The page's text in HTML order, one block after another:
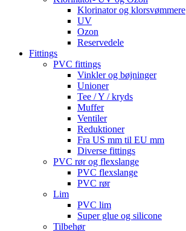
Klorinator og klorsvømmere
UV
Ozon
Reservedele
Fittings
PVC fittings
Vinkler og bøjninger
Unioner
Tee / Y / kryds
Muffer
Ventiler
Reduktioner
Fra US mm til EU mm
Diverse fittings
PVC rør og flexslange
PVC flexslange
PVC rør
Lim
PVC lim
Super glue og silicone
Tilbehør